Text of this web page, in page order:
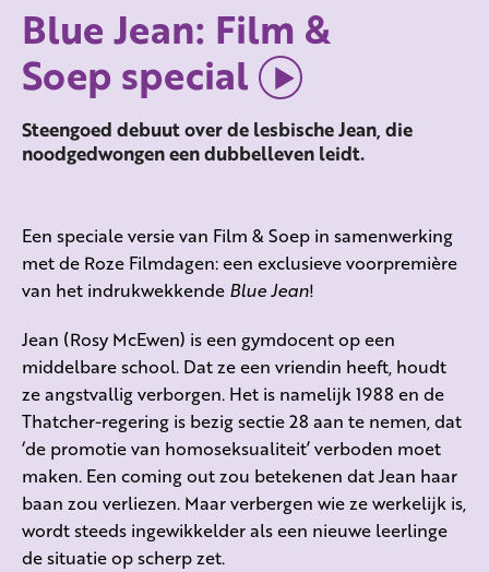
Blue Jean: Film &
Soep special
Steengoed debuut over de lesbische Jean, die
noodgedwongen een dubbelleven leidt.
Een speciale versie van Film & Soep in samenwerking
met de Roze Filmdagen: een exclusieve voorpremière
van het indrukwekkende Blue Jean!
Jean (Rosy McEwen) is een gymdocent op een
middelbare school. Dat ze een vriendin heeft, houdt
ze angstvallig verborgen. Het is namelijk 1988 en de
Thatcher-regering is bezig sectie 28 aan te nemen, dat
‘de promotie van homoseksualiteit’ verboden moet
maken. Een coming out zou betekenen dat Jean haar
baan zou verliezen. Maar verbergen wie ze werkelijk is,
wordt steeds ingewikkelder als een nieuwe leerlinge
de situatie op scherp zet.